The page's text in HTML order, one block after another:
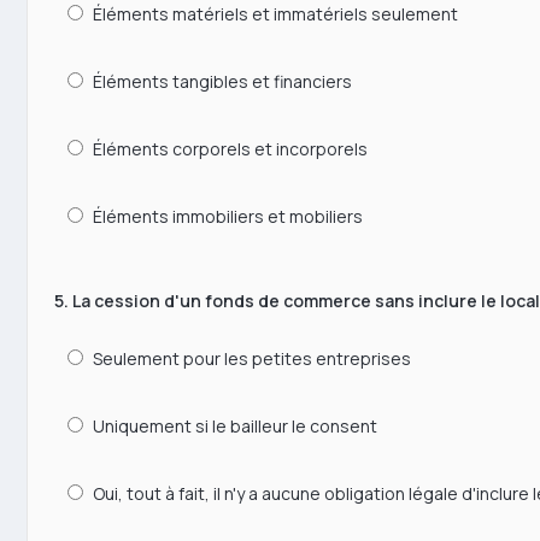
Éléments matériels et immatériels seulement
Éléments tangibles et financiers
Éléments corporels et incorporels
Éléments immobiliers et mobiliers
5. La cession d'un fonds de commerce sans inclure le
Seulement pour les petites entreprises
Uniquement si le bailleur le consent
Oui, tout à fait, il n'y a aucune obligation légale d'inclure